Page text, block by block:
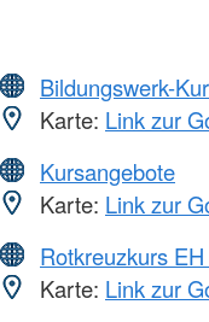
Bildungswerk-
Karte: Link zur
Kursangebote
Karte: Link zur
Rotkreuzkurs
Karte: Link zur